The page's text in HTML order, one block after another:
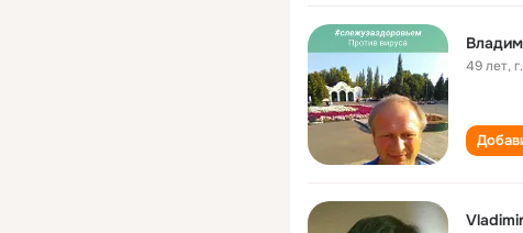
49 лет,